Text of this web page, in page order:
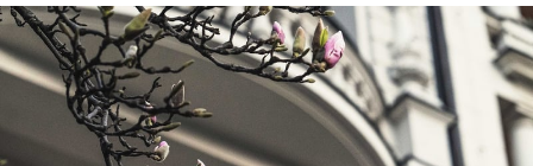
Kliknij, aby zobaczyć galerię